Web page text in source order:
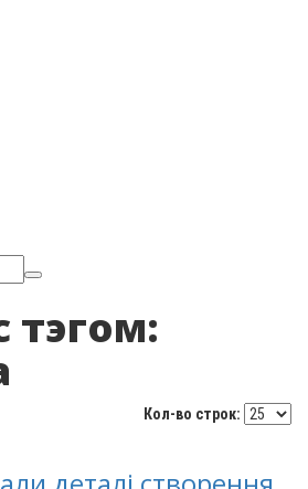
тэгом:
Кол-во строк: